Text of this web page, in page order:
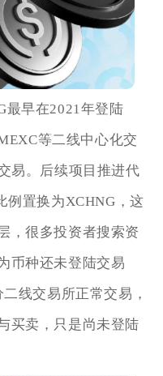
最早在2021年登陆
等二线中心化交
易。后续项目推进代
例置换为XCHNG，这
，很多投资者搜索资
币种还未登陆交易
线交易所正常交易，
买卖，只是尚未登陆